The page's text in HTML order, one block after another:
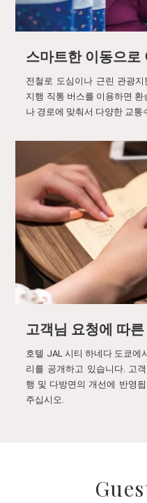
스마트한 이동으로
전철로 도심이나 근린 관광
지행 직통 버스를 이용하면
나 경로에 맞춰서 다양한 교통
고객님 요청에 따른
호텔 JAL 시티 하네다 도쿄에
리를 공개하고 있습니다. 고
행 및 다방면의 개선에 반영
주십시오.